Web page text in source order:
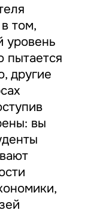
том,
уровень
пытается
другие
вы